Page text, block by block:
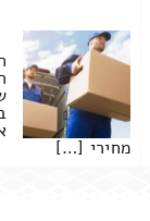
מחירי […]